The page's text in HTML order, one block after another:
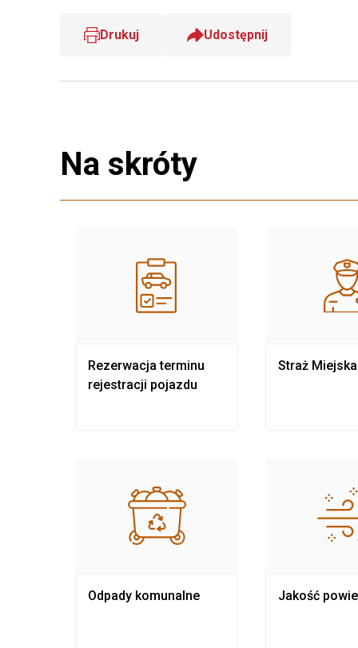
Drukuj Udostępnij
Na skróty
Rezerwacja terminu
rejestracji pojazdu
Odpady komunalne
Straż Miejska
Jakość